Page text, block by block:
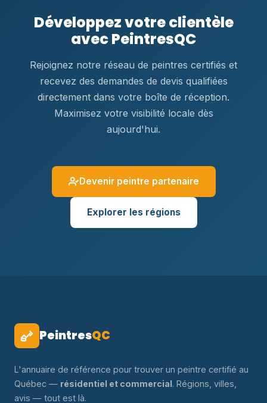
Développez votre clientèle
avec PeintresQC
Rejoignez notre réseau de peintres certifiés et
recevez des demandes de devis qualifiées
directement dans votre boîte de réception.
Maximisez votre visibilité locale dès
aujourd'hui.
Devenir peintre partenaire
Explorer les régions
PeintresQC
L'annuaire de référence pour trouver un peintre certifié au
Québec — résidentiel et commercial. Régions, villes,
avis — tout est là.